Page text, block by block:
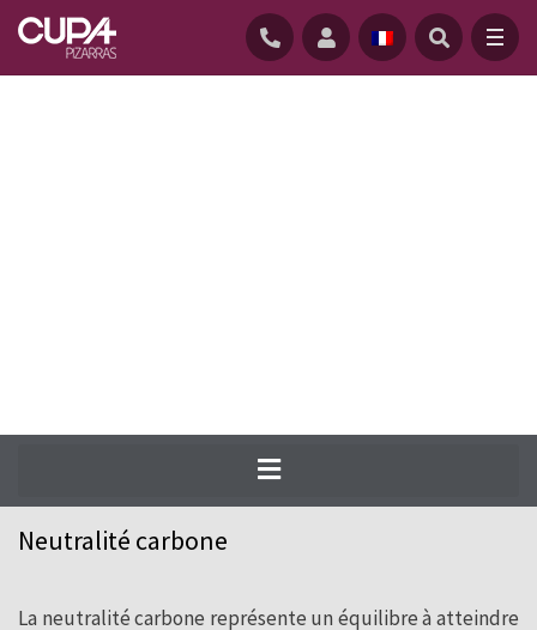
est la responsabilité de tous. CUPA
qu’elle est une entreprise neutre quant à
Neutralité carbone
La neutralité carbone représente un équilibre à atteindre